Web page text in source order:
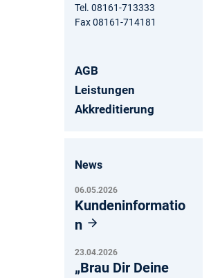
Tel. 08161-713333
Fax 08161-714181
AGB
Leistungen
Akkreditierung
News
06.05.2026
Kundeninformatio
n
23.04.2026
„Brau Dir Deine